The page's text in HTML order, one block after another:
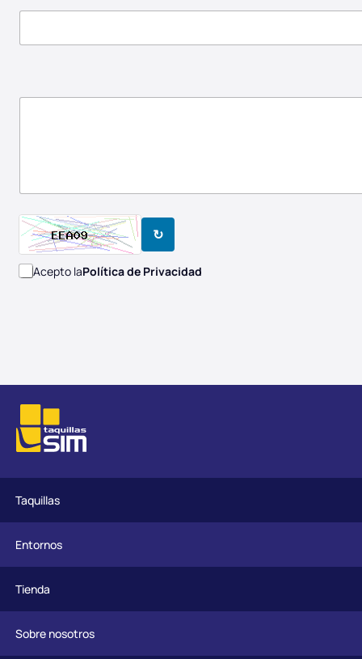
↻
Acepto laPolítica de Privacidad
Taquillas
Entornos
Tienda
Sobre nosotros